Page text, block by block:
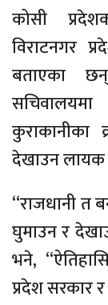
कोसी
विराटनगर
बताएका
कुराकानीका
देखाउन लायक
‘‘राजधानी त
घुमाउन र
भने,
प्रदेश सरकार